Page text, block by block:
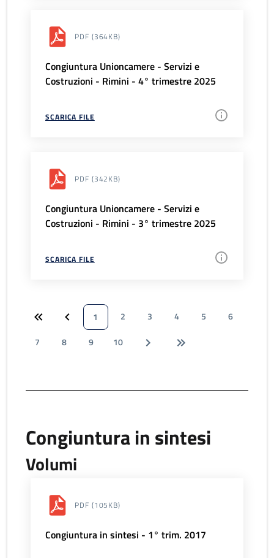
PDF (364KB)
Congiuntura Unioncamere - Servizi e
Costruzioni - Rimini - 4° trimestre 2025
SCARICA FILE
PDF (342KB)
Congiuntura Unioncamere - Servizi e
Costruzioni - Rimini - 3° trimestre 2025
SCARICA FILE
1 2 3 4 5
6
7
8 9 10
Congiuntura in sintesi
Volumi
PDF (105KB)
Congiuntura in sintesi - 1° trim. 2017